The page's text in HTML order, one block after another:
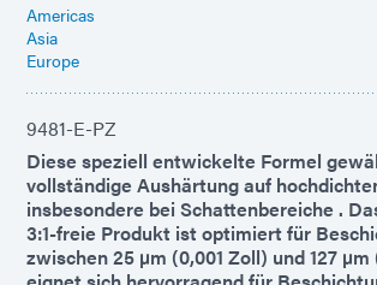
Americas
Asia
Europe
9481-E-PZ
Diese speziell entwickelte Formel
vollständige Aushärtung auf
insbesondere bei Schattenbereiche .
3:1-freie Produkt ist optimiert für
zwischen 25 µm (0,001 Zoll) und 127